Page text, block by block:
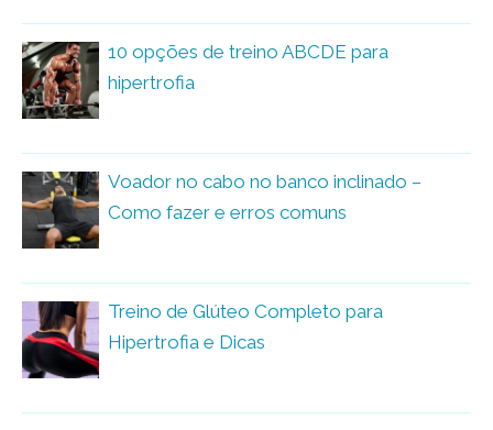
10 opções de treino ABCDE para
hipertrofia
Voador no cabo no banco inclinado –
Como fazer e erros comuns
Treino de Glúteo Completo para
Hipertrofia e Dicas